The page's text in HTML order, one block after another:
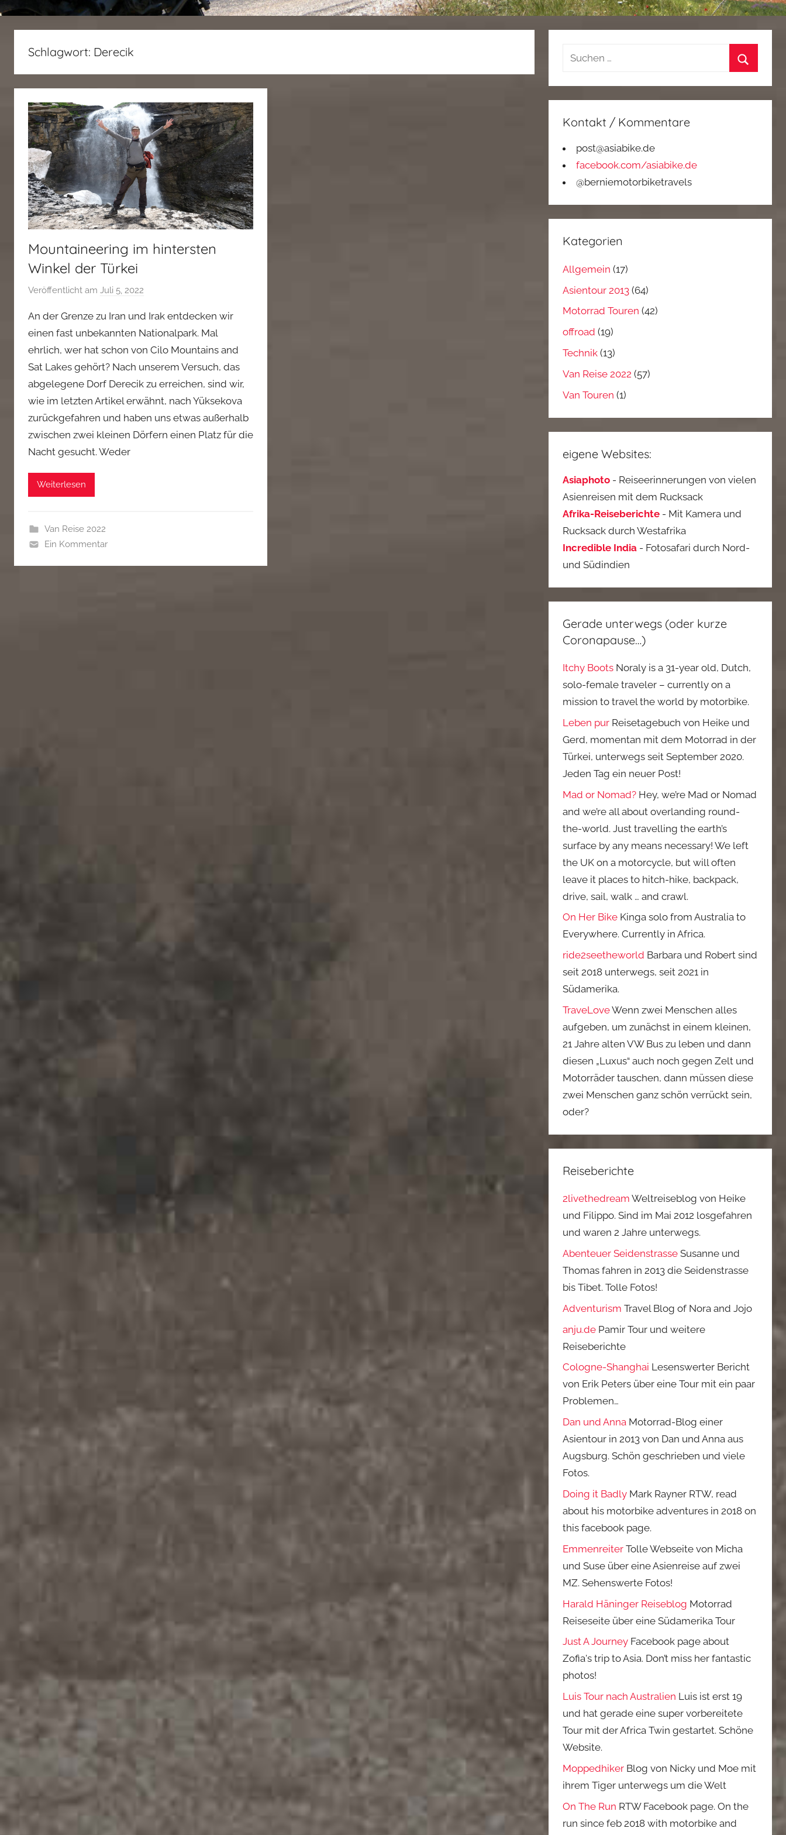
Schlagwort: Derecik
Mountaineering im hintersten
Winkel der Türkei
Veröffentlicht am Juli 5, 2022
n
a
d
m
n
An der Grenze zu Iran und Irak entdecken wir
einen fast unbekannten Nationalpark. Mal
ehrlich, wer hat schon von Cilo Mountains and
Sat Lakes gehört? Nach unserem Versuch, das
abgelegene Dorf Derecik zu erreichen, sind wir,
wie im letzten Artikel erwähnt, nach Yüksekova
zurückgefahren und haben uns etwas außerhalb
zwischen zwei kleinen Dörfern einen Platz für die
Nacht gesucht. Weder
Weiterlesen
Van Reise 2022
Ein Kommentar
Suchen
Kontakt / Kommentare
post@asiabike.de
facebook.com/asiabike.de
@berniemotorbiketravels
Kategorien
Allgemein (17)
Asientour 2013 (64)
Motorrad Touren (42)
offroad (19)
Technik (13)
Van Reise 2022 (57)
Van Touren (1)
eigene Websites:
Asiaphoto - Reiseerinnerungen von vielen
Asienreisen mit dem Rucksack
Afrika-Reiseberichte - Mit Kamera und
Rucksack durch Westafrika
Incredible India - Fotosafari durch Nord-
und Südindien
Gerade unterwegs (oder kurze
Coronapause…)
Itchy Boots Noraly is a 31-year old, Dutch,
solo-female traveler – currently on a
mission to travel the world by motorbike.
Leben pur Reisetagebuch von Heike und
Gerd, momentan mit dem Motorrad in der
Türkei, unterwegs seit September 2020.
Jeden Tag ein neuer Post!
Mad or Nomad? Hey, we’re Mad or Nomad
and we’re all about overlanding round-
the-world. Just travelling the earth’s
surface by any means necessary! We left
the UK on a motorcycle, but will often
leave it places to hitch-hike, backpack,
drive, sail, walk … and crawl.
On Her Bike Kinga solo from Australia to
Everywhere. Currently in Africa.
ride2seetheworld Barbara und Robert sind
seit 2018 unterwegs, seit 2021 in
Südamerika.
TraveLoveWenn zwei Menschen alles
aufgeben, um zunächst in einem kleinen,
21 Jahre alten VW Bus zu leben und dann
diesen „Luxus“ auch noch gegen Zelt und
Motorräder tauschen, dann müssen diese
zwei Menschen ganz schön verrückt sein,
oder?
Reiseberichte
2livethedream Weltreiseblog von Heike
und Filippo. Sind im Mai 2012 losgefahren
und waren 2 Jahre unterwegs.
Abenteuer Seidenstrasse Susanne und
Thomas fahren in 2013 die Seidenstrasse
bis Tibet. Tolle Fotos!
Adventurism Travel Blog of Nora and Jojo
anju.de Pamir Tour und weitere
Reiseberichte
Cologne-Shanghai Lesenswerter Bericht
von Erik Peters über eine Tour mit ein paar
Problemen…
Dan und Anna Motorrad-Blog einer
Asientour in 2013 von Dan und Anna aus
Augsburg. Schön geschrieben und viele
Fotos.
Doing it Badly Mark Rayner RTW, read
about his motorbike adventures in 2018 on
this facebook page.
Emmenreiter Tolle Webseite von Micha
und Suse über eine Asienreise auf zwei
MZ. Sehenswerte Fotos!
Harald Häninger Reiseblog Motorrad
Reiseseite über eine Südamerika Tour
Just A Journey Facebook page about
Zofia's trip to Asia. Don’t miss her fantastic
photos!
Luis Tour nach Australien Luis ist erst 19
und hat gerade eine super vorbereitete
Tour mit der Africa Twin gestartet. Schöne
Website.
Moppedhiker Blog von Nicky und Moe mit
ihrem Tiger unterwegs um die Welt
On The Run RTW Facebook page. On the
run since feb 2018 with motorbike and